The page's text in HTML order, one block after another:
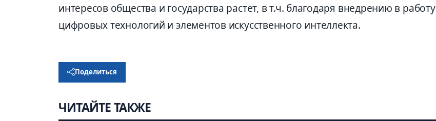
интересов общества и государства растет, в т.ч. благодаря внедрению в работу
цифровых технологий и элементов искусственного интеллекта.
Поделиться
ЧИТАЙТЕ ТАКЖЕ